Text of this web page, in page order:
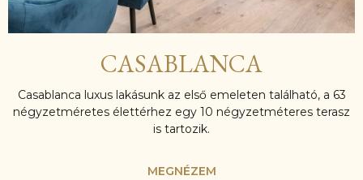
CASABLANCA
Casablanca luxus lakásunk az első emeleten található, a 63
négyzetméretes élettérhez egy 10 négyzetméteres terasz
is tartozik.
MEGNÉZEM